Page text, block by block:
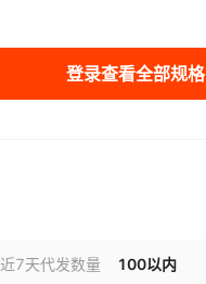
登录查看全部规格
近7天代发数量 100以内